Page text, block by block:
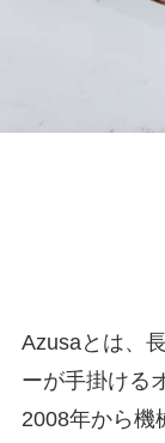
Azusaとは、
ーが手掛ける
2008年から機